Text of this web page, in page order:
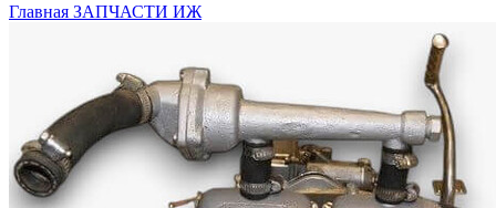
Главная ЗАПЧАСТИ ИЖ